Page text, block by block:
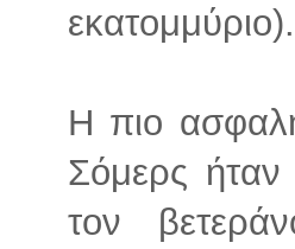
εκατομμύριο).
Η πιο
Σόμερς ήταν
τον